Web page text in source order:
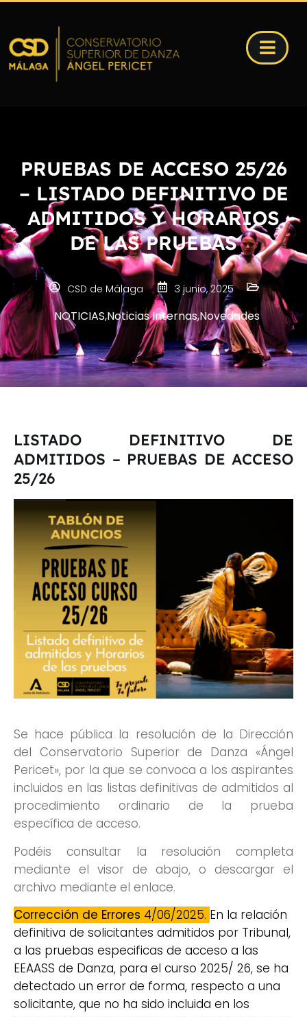
PRUEBAS DE ACCESO 25/26
– LISTADO DEFINITIVO DE
ADMITIDOS Y HORARIOS
DE LAS PRUEBAS
CSD de Málaga 3 junio, 2025
NOTICIAS,Noticias Internas,Novedades
LISTADO DEFINITIVO DE
ADMITIDOS – PRUEBAS DE ACCESO
25/26
Se hace pública la resolución de la Dirección
del Conservatorio Superior de Danza «Ángel
Pericet», por la que se convoca a los aspirantes
incluidos en las listas definitivas de admitidos al
procedimiento ordinario de la prueba
específica de acceso.
Podéis consultar la resolución completa
mediante el visor de abajo, o descargar el
archivo mediante el enlace.
Corrección de Errores 4/06/2025. En la relación
definitiva de solicitantes admitidos por Tribunal,
a las pruebas especificas de acceso a las
EEAASS de Danza, para el curso 2025/ 26, se ha
detectado un error de forma, respecto a una
solicitante, que no ha sido incluida en los